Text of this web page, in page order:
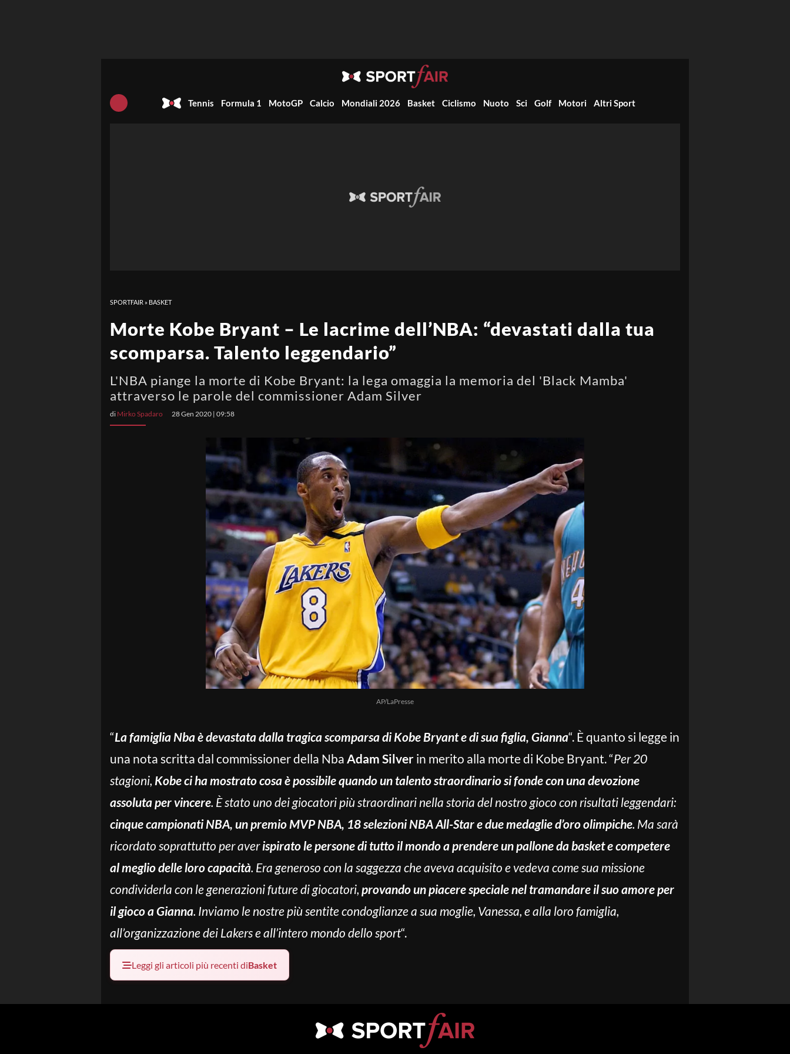
Tennis Formula 1 MotoGP Calcio Mondiali 2026 Basket Ciclismo Nuoto Sci Golf Motori Altri Sport
SPORTFAIR » BASKET
Morte Kobe Bryant – Le lacrime dell’NBA: “devastati dalla tua
scomparsa. Talento leggendario”
L'NBA piange la morte di Kobe Bryant: la lega omaggia la memoria del 'Black Mamba'
attraverso le parole del commissioner Adam Silver
di Mirko Spadaro 28 Gen 2020 | 09:58
AP/LaPresse
“La famiglia Nba è devastata dalla tragica scomparsa di Kobe Bryant e di sua figlia, Gianna“. È quanto si legge in
una nota scritta dal commissioner della Nba Adam Silver in merito alla morte di Kobe Bryant. “Per 20
stagioni, Kobe ci ha mostrato cosa è possibile quando un talento straordinario si fonde con una devozione
assoluta per vincere. È stato uno dei giocatori più straordinari nella storia del nostro gioco con risultati leggendari:
cinque campionati NBA, un premio MVP NBA, 18 selezioni NBA All-Star e due medaglie d’oro olimpiche. Ma sarà
ricordato soprattutto per averispirato le persone di tutto il mondo a prendere un pallone da basket e competere
al meglio delle loro capacità. Era generoso con la saggezza che aveva acquisito e vedeva come sua missione
condividerla con le generazioni future di giocatori, provando un piacere speciale nel tramandare il suo amore per
il gioco a Gianna. Inviamo le nostre più sentite condoglianze a sua moglie, Vanessa, e alla loro famiglia,
all’organizzazione dei Lakers e all’intero mondo dello sport“.
Leggi gli articoli più recenti diBasket